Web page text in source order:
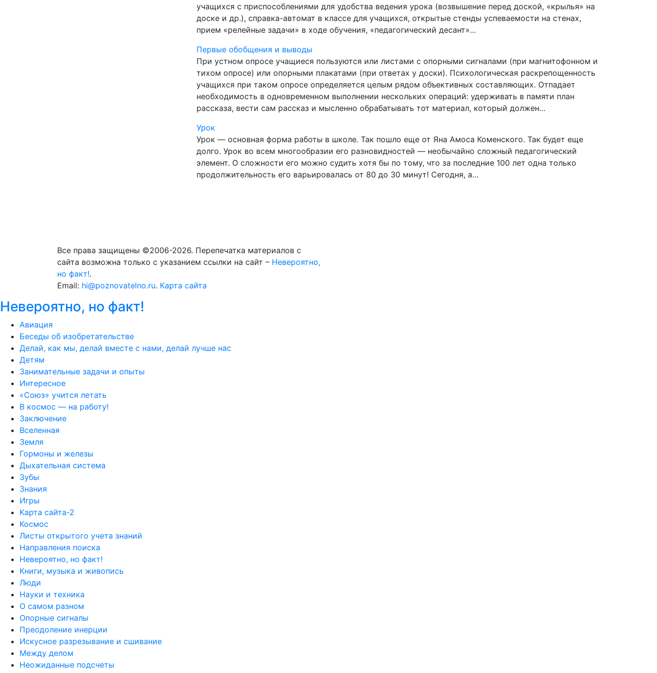
учащихся с приспособлениями для удобства ведения урока (возвышение перед доской, «крылья» на
доске и др.), справка-автомат в классе для учащихся, открытые стенды успеваемости на стенах,
прием «релейные задачи» в ходе обучения, «педагогический десант»…
Первые обобщения и выводы
При устном опросе учащиеся пользуются или листами с опорными сигналами (при магнитофонном и
тихом опросе) или опорными плакатами (при ответах у доски). Психологическая раскрепощенность
учащихся при таком опросе определяется целым рядом объективных составляющих. Отпадает
необходимость в одновременном выполнении нескольких операций: удерживать в памяти план
рассказа, вести сам рассказ и мысленно обрабатывать тот материал, который должен…
Урок
Урок — основная форма работы в школе. Так пошло еще от Яна Амоса Коменского. Так будет еще
долго. Урок во всем многообразии его разновидностей — необычайно сложный педагогический
элемент. О сложности его можно судить хотя бы по тому, что за последние 100 лет одна только
продолжительность его варьировалась от 80 до 30 минут! Сегодня, а…
Все права защищены ©2006-2026. Перепечатка материалов с
сайта возможна только с указанием ссылки на сайт – Невероятно,
но факт!.
Email: hi@poznovatelno.ru. Карта сайта
Невероятно, но факт!
Авиация
Беседы об изобретательстве
Делай, как мы, делай вместе с нами, делай лучше нас
Детям
Занимательные задачи и опыты
Интересное
«Союз» учится летать
В космос — на работу!
Заключение
Вселенная
Земля
Гормоны и железы
Дыхательная система
Зубы
Знания
Игры
Карта сайта-2
Космос
Листы открытого учета знаний
Направления поиска
Невероятно, но факт!
Книги, музыка и живопись
Люди
Науки и техника
О самом разном
Опорные сигналы
Преодоление инерции
Искусное разрезывание и сшивание
Между делом
Неожиданные подсчеты